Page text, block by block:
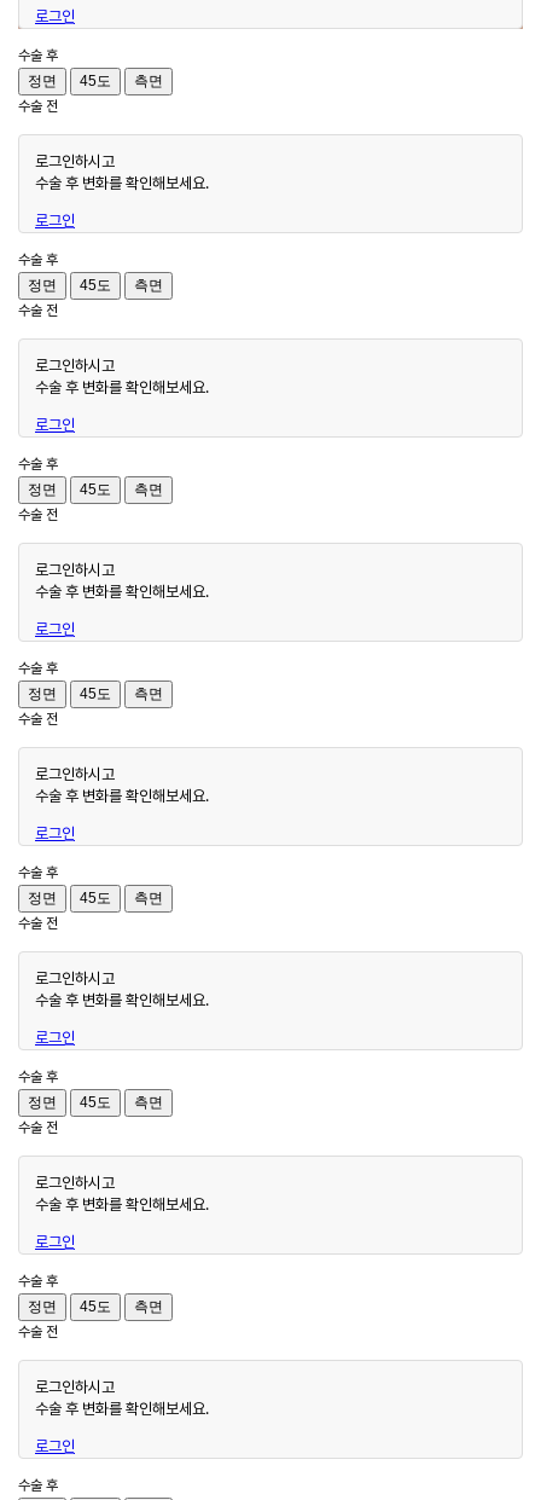
로그인
수술 후
정면
45도
측면
수술 전
로그인하시고
수술 후 변화를 확인해보세요.
로그인
수술 후
정면
45도
측면
수술 전
로그인하시고
수술 후 변화를 확인해보세요.
로그인
수술 후
정면
45도
측면
수술 전
로그인하시고
수술 후 변화를 확인해보세요.
로그인
수술 후
정면
45도
측면
수술 전
로그인하시고
수술 후 변화를 확인해보세요.
로그인
수술 후
정면
45도
측면
수술 전
로그인하시고
수술 후 변화를 확인해보세요.
로그인
수술 후
정면
45도
측면
수술 전
로그인하시고
수술 후 변화를 확인해보세요.
로그인
수술 후
정면
45도
측면
수술 전
로그인하시고
수술 후 변화를 확인해보세요.
로그인
수술 후